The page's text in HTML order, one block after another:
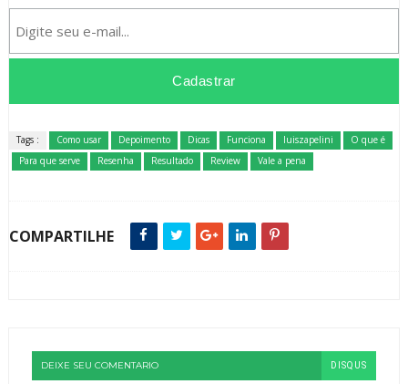
Tags : Como usar Depoimento Dicas Funciona luiszapelini
O que é
Para que serve
Resenha Resultado Review Vale a pena
COMPARTILHE
DEIXE SEU COMENTARIO DISQUS